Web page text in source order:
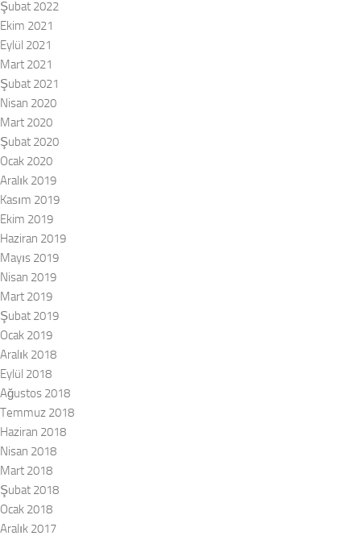
Şubat 2022
Ekim 2021
Eylül 2021
Mart 2021
Şubat 2021
Nisan 2020
Mart 2020
Şubat 2020
Ocak 2020
Aralık 2019
Kasım 2019
Ekim 2019
Haziran 2019
Mayıs 2019
Nisan 2019
Mart 2019
Şubat 2019
Ocak 2019
Aralık 2018
Eylül 2018
Ağustos 2018
Temmuz 2018
Haziran 2018
Nisan 2018
Mart 2018
Şubat 2018
Ocak 2018
Aralık 2017